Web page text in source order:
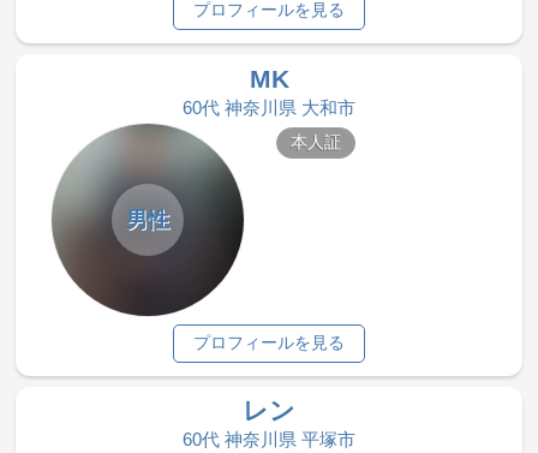
プロフィールを見る
MK
60代 神奈川県 大和市
男性
本人証
プロフィールを見る
レン
60代 神奈川県 平塚市